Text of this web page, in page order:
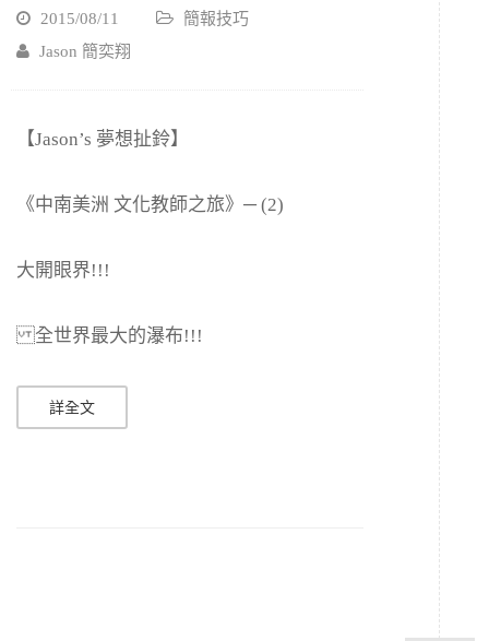
2015/08/11
簡報技巧
Jason 簡奕翔
【Jason’s 夢想扯鈴】
《中南美洲 文化教師之旅》─ (2)
大開眼界!!!
全世界最大的瀑布!!!
詳全文